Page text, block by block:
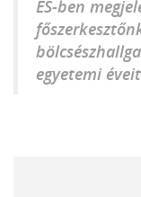
ÉS-ben
egyetemi